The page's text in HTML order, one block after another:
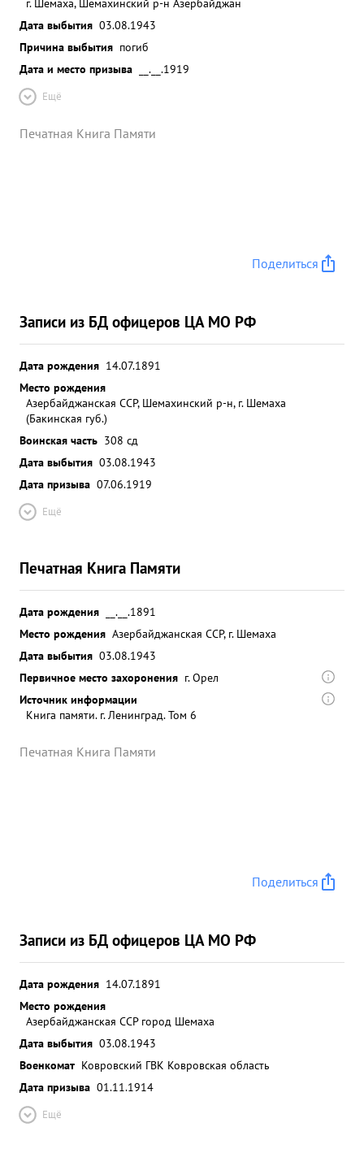
Дата выбытия 03.08.1943
Причина выбытия погиб
Дата и место призыва
__.__.1919
Ещё
Печатная Книга Памяти
Поделиться
Записи из БД офицеров ЦА МО РФ
Дата рождения 14.07.1891
Место рождения
Азербайджанская ССР, Шемахинский р-н, г. Шемаха
(Бакинская губ.)
Воинская часть 308 сд
Дата выбытия 03.08.1943
Дата призыва 07.06.1919
Ещё
Печатная Книга Памяти
Дата рождения
__.__.1891
Место рождения Азербайджанская ССР, г. Шемаха
Дата выбытия 03.08.1943
Первичное место захоронения г. Орел
Источник информации
Книга памяти. г. Ленинград. Том 6
Печатная Книга Памяти
Поделиться
Записи из БД офицеров ЦА МО РФ
Дата рождения 14.07.1891
Место рождения
Азербайджанская ССР город Шемаха
Дата выбытия 03.08.1943
Военкомат Ковровский ГВК Ковровская область
Дата призыва 01.11.1914
Ещё